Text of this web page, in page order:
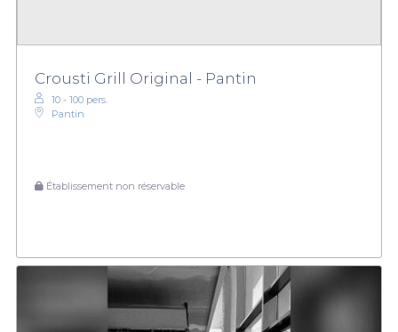
Crousti Grill Original - Pantin
10 - 100 pers.
Pantin
Établissement non réservable